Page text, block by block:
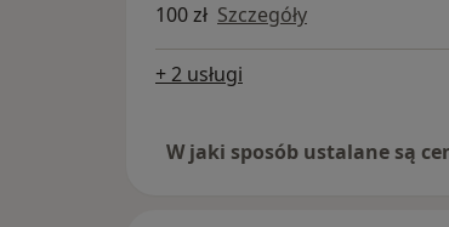
100 zł Szczegóły
+ 2 usługi
W jaki sposób ustalane są